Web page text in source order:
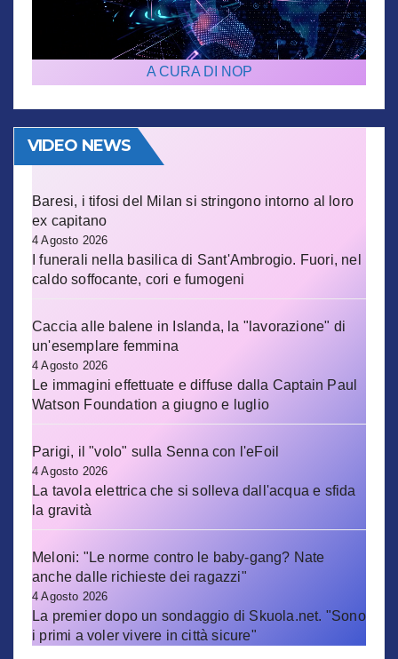
A CURA DI NOP
VIDEO NEWS
Baresi, i tifosi del Milan si stringono intorno al loro
ex capitano
4 Agosto 2026
I funerali nella basilica di Sant'Ambrogio. Fuori, nel
caldo soffocante, cori e fumogeni
Caccia alle balene in Islanda, la "lavorazione" di
un'esemplare femmina
4 Agosto 2026
Le immagini effettuate e diffuse dalla Captain Paul
Watson Foundation a giugno e luglio
Parigi, il "volo" sulla Senna con l'eFoil
4 Agosto 2026
La tavola elettrica che si solleva dall'acqua e sfida
la gravità
Meloni: "Le norme contro le baby-gang? Nate
anche dalle richieste dei ragazzi"
4 Agosto 2026
La premier dopo un sondaggio di Skuola.net. "Sono
i primi a voler vivere in città sicure"